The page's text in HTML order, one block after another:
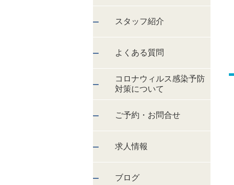
スタッフ紹介
よくある質問
コロナウィルス感染予防
対策について
ご予約・お問合せ
求人情報
ブログ